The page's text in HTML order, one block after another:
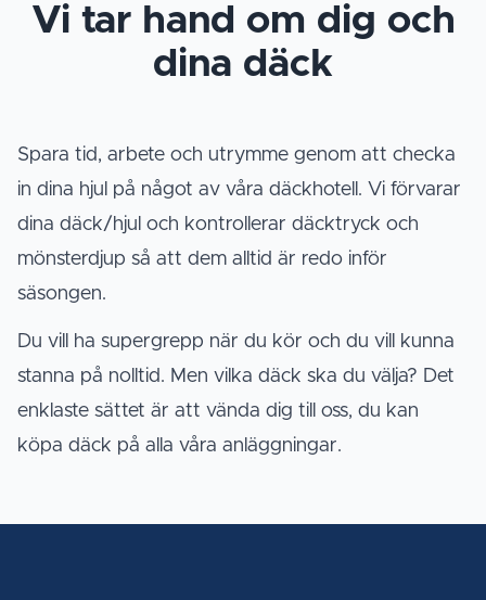
Vi tar hand om dig och
dina däck
Spara tid, arbete och utrymme genom att checka
in dina hjul på något av våra däckhotell. Vi förvarar
dina däck/hjul och kontrollerar däcktryck och
mönsterdjup så att dem alltid är redo inför
säsongen.
Du vill ha supergrepp när du kör och du vill kunna
stanna på nolltid. Men vilka däck ska du välja? Det
enklaste sättet är att vända dig till oss, du kan
köpa däck på alla våra anläggningar.